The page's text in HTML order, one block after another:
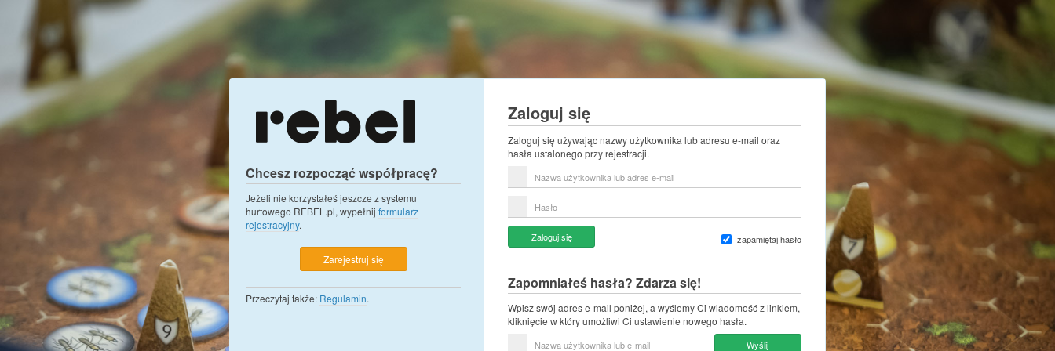
Chcesz rozpocząć współpracę?
Jeżeli nie korzystałeś jeszcze z systemu
hurtowego REBEL.pl, wypełnij formularz
rejestracyjny.
Zarejestruj się
Przeczytaj także: Regulamin.
Zaloguj się
Zaloguj się używając nazwy użytkownika lub adresu e-mail oraz
hasła ustalonego przy rejestracji.
użytkownika
e-
mail
zapamiętaj hasło
Zaloguj się
Zapomniałeś hasła? Zdarza się!
Wpisz swój adres e-mail poniżej, a wyślemy Ci wiadomość z linkiem,
kliknięcie w który umożliwi Ci ustawienie nowego hasła.
Wyślij